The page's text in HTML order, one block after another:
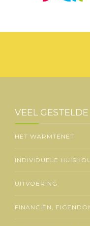
VEEL
HET WARMTENET
INDIVIDUELE
UITVOERING
FINANCIËN,